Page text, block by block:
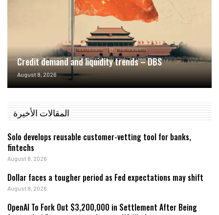
Credit demand and liquidity trends – DBS
August 8, 2026
المقالات الأخيرة
Solo develops reusable customer-vetting tool for banks,
fintechs
August 8, 2026
Dollar faces a tougher period as Fed expectations may shift
August 8, 2026
OpenAI To Fork Out $3,200,000 in Settlement After Being